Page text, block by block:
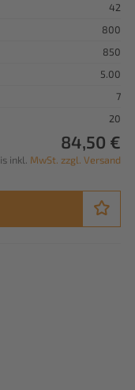
42
800
850
5.00
7
20
84,50 €
inkl. MwSt. zzgl. Versand